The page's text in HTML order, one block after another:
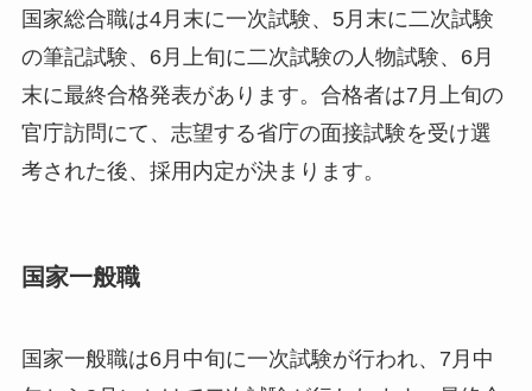
国家総合職は4月末に一次試験、5月末に二次試験
の筆記試験、6月上旬に二次試験の人物試験、6月
末に最終合格発表があります。合格者は7月上旬の
官庁訪問にて、志望する省庁の面接試験を受け選
考された後、採用内定が決まります。
国家一般職
国家一般職は6月中旬に一次試験が行われ、7月中